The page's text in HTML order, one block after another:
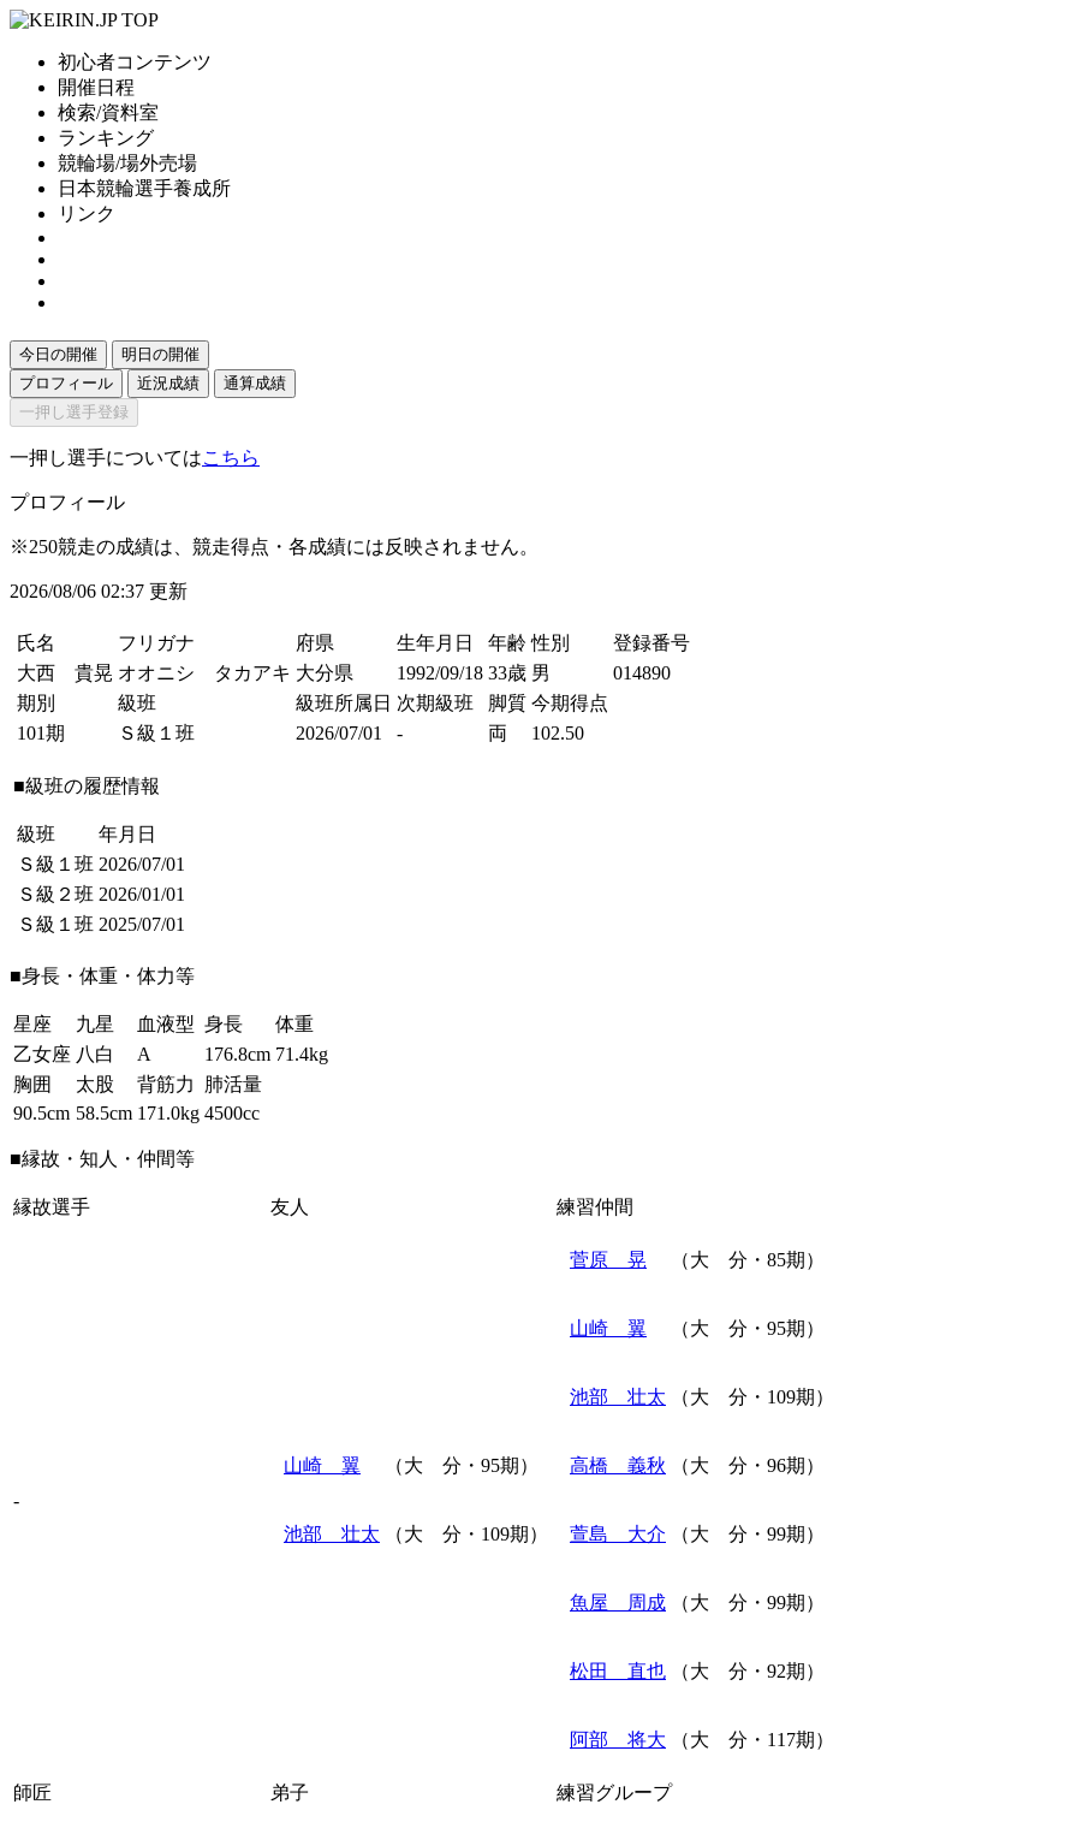
初心者コンテンツ
開催日程
検索/資料室
ランキング
競輪場/場外売場
日本競輪選手養成所
リンク
今日の開催
明日の開催
プロフィール
近況成績
通算成績
一押し選手登録
一押し選手についてはこちら
プロフィール
※250競走の成績は、競走得点・各成績には反映されません。
2026/08/06 02:37 更新
氏名 フリガナ 府県 生年月日 年齢 性別
登録番号
大西 貴晃 オオニシ タカアキ 大分県 1992/09/18 33歳 男
014890
期別
級班 級班所属日 次期級班 脚質 今期得点
101期
Ｓ級１班 2026/07/01 - 両 102.50
■級班の履歴情報
級班
年月日
Ｓ級１班 2026/07/01
Ｓ級２班 2026/01/01
Ｓ級１班 2025/07/01
■身長・体重・体力等
星座 九星 血液型 身長
体重
乙女座 八白 A 176.8cm 71.4kg
胸囲
太股 背筋力
肺活量
90.5cm 58.5cm 171.0kg 4500cc
■縁故・知人・仲間等
縁故選手 友人 練習仲間
-
山崎 翼 （大 分・95期）
池部 壮太 （大 分・109期）
菅原 晃 （大 分・85期）
山崎 翼 （大 分・95期）
池部 壮太 （大 分・109期）
高橋 義秋 （大 分・96期）
萱島 大介 （大 分・99期）
魚屋 周成 （大 分・99期）
松田 直也 （大 分・92期）
阿部 将大 （大 分・117期）
師匠 弟子 練習グループ